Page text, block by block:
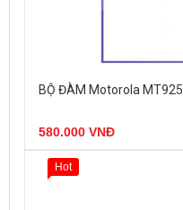
BỘ ĐÀM Motorola MT925
580.000 VNĐ
Hot